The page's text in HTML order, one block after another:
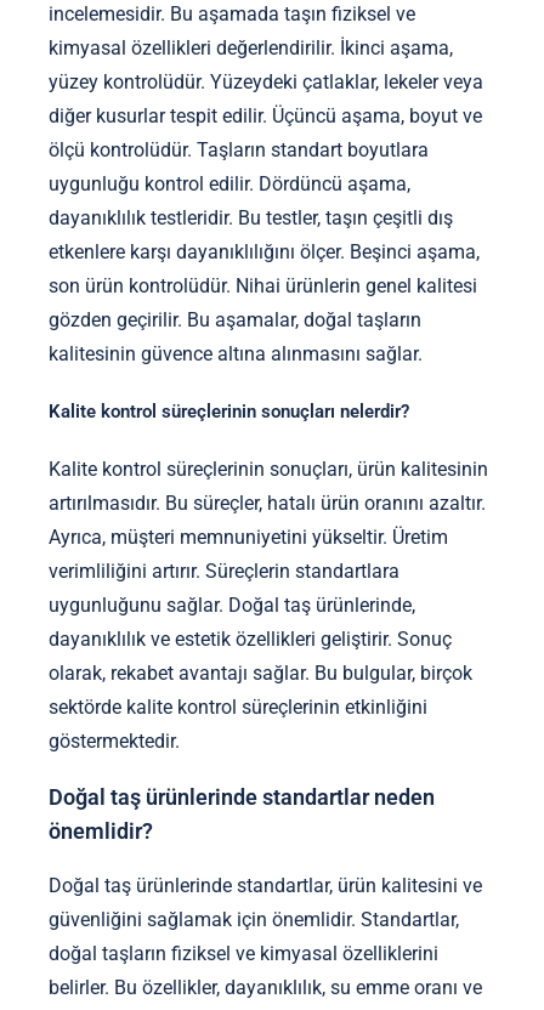
incelemesidir. Bu aşamada taşın fiziksel ve
kimyasal özellikleri değerlendirilir. İkinci aşama,
yüzey kontrolüdür. Yüzeydeki çatlaklar, lekeler veya
diğer kusurlar tespit edilir. Üçüncü aşama, boyut ve
ölçü kontrolüdür. Taşların standart boyutlara
uygunluğu kontrol edilir. Dördüncü aşama,
dayanıklılık testleridir. Bu testler, taşın çeşitli dış
etkenlere karşı dayanıklılığını ölçer. Beşinci aşama,
son ürün kontrolüdür. Nihai ürünlerin genel kalitesi
gözden geçirilir. Bu aşamalar, doğal taşların
kalitesinin güvence altına alınmasını sağlar.
Kalite kontrol süreçlerinin sonuçları nelerdir?
Kalite kontrol süreçlerinin sonuçları, ürün kalitesinin
artırılmasıdır. Bu süreçler, hatalı ürün oranını azaltır.
Ayrıca, müşteri memnuniyetini yükseltir. Üretim
verimliliğini artırır. Süreçlerin standartlara
uygunluğunu sağlar. Doğal taş ürünlerinde,
dayanıklılık ve estetik özellikleri geliştirir. Sonuç
olarak, rekabet avantajı sağlar. Bu bulgular, birçok
sektörde kalite kontrol süreçlerinin etkinliğini
göstermektedir.
Doğal taş ürünlerinde standartlar neden
önemlidir?
Doğal taş ürünlerinde standartlar, ürün kalitesini ve
güvenliğini sağlamak için önemlidir. Standartlar,
doğal taşların fiziksel ve kimyasal özelliklerini
belirler. Bu özellikler, dayanıklılık, su emme oranı ve